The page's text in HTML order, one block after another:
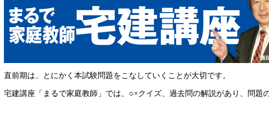
直前期は、とにかく本試験問題をこなしていくことが大切です。
宅建講座「まるで家庭教師」では、○×クイズ、過去問の解説があり、問題